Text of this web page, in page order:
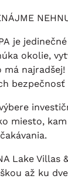
je
okolie,
miesto,
Lake
až ku